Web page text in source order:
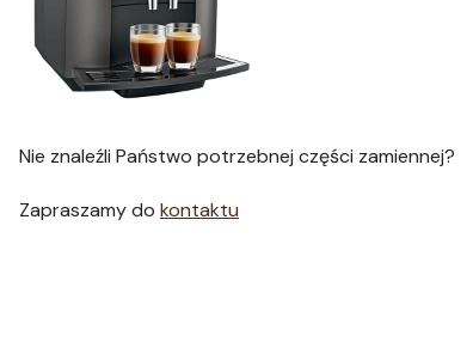
Nie znaleźli Państwo potrzebnej części zamiennej?
Zapraszamy do kontaktu